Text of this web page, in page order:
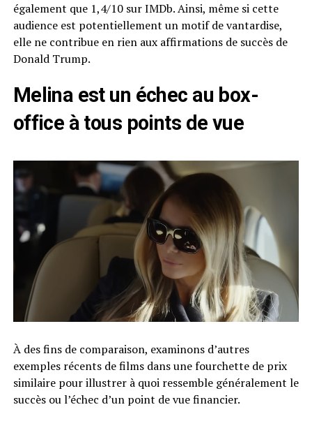
également que 1,4/10 sur IMDb. Ainsi, même si cette
audience est potentiellement un motif de vantardise,
elle ne contribue en rien aux affirmations de succès de
Donald Trump.
Melina est un échec au box-
office à tous points de vue
À des fins de comparaison, examinons d’autres
exemples récents de films dans une fourchette de prix
similaire pour illustrer à quoi ressemble généralement le
succès ou l’échec d’un point de vue financier.